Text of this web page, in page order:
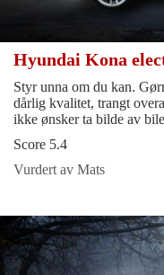
Hyundai Kona
Styr unna om du kan.
dårlig kvalitet, trangt
ikke ønsker ta bilde av
Score 5.4
Vurdert av Mats